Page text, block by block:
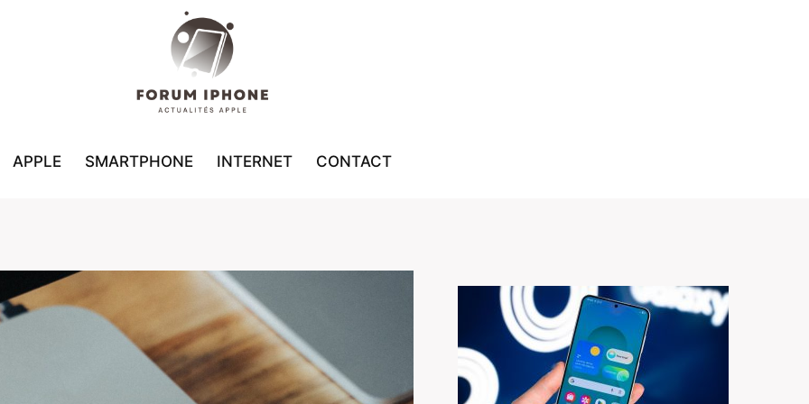
APPLE SMARTPHONE INTERNET CONTACT